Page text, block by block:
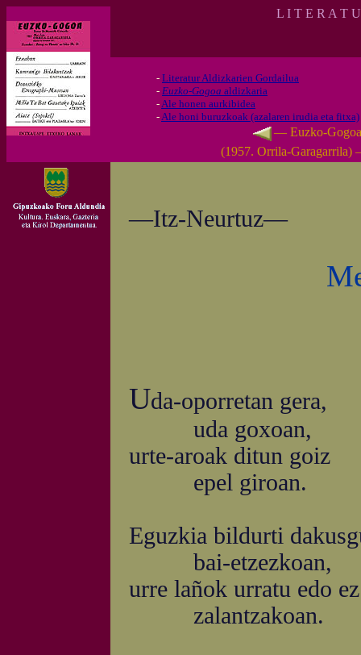
L I T E R A T
- Literatur Aldizkarien Gordailua
- Euzko-Gogoa aldizkaria
-Ale honen aurkibidea
-Ale honi buruzkoak (azalaren irudia eta fitxa)
— Euzko-Gogoa
(1957. Orrila-Garagarrila)
—Itz-Neurtuz—
Uda-oporretan gera,
uda goxoan,
urte-aroak ditun goiz
epel giroan.
Eguzkia bildurti
bai-etzezkoan,
urre lañok urratu edo ez
zalantzakoan.